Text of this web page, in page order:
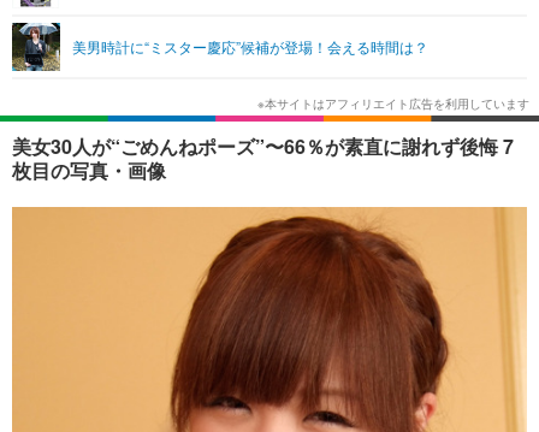
ショッピング その他
エンタメ
エンタメTOP 映画・ドラマ
韓国・芸能
音楽 スポーツ
その他
ライフ
ライフTOP グルメ
ペット ショッピング
その他
リリース一覧
プッシュ通知の停止方法
美男時計に“ミスター慶応”候補が登場！会える時間は？
美女30人が“ごめんねポーズ”〜66％が素直に謝れず後悔 7
枚目の写真・画像